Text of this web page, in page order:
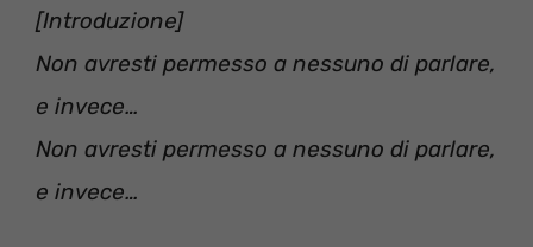
[Introduzione]
Non avresti permesso a nessuno di parlare,
e invece…
Non avresti permesso a nessuno di parlare,
e invece…